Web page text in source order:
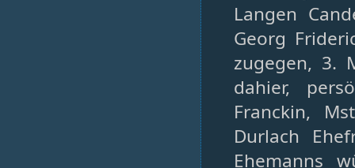
Langen
Georg
zugegen, 3.
dahier,
Franckin,
Durlach
Ehemanns